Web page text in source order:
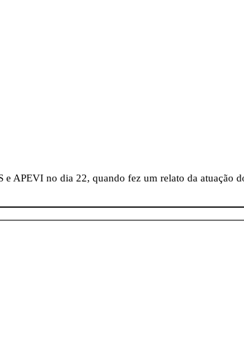
e APEVI no dia 22, quando fez um relato da atuação